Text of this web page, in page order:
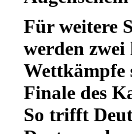
Für weitere
werden zwei
Wettkämpfe
Finale des
So trifft